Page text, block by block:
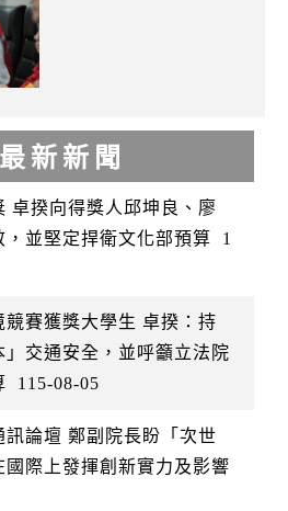
最新新聞
卓揆向得獎人邱坤良、廖
，並堅定捍衛文化部預算
1
賽獲獎大學生 卓揆：持
交通安全，並呼籲立法院
115-08-05
訊論壇 鄭副院長盼「次世
際上發揮創新實力及影響